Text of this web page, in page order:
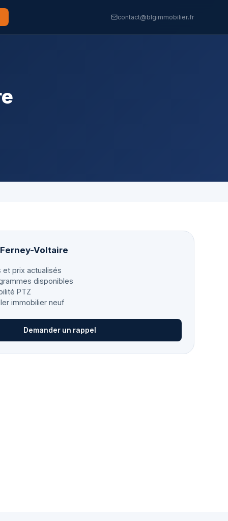
contact@blgimmobilier.fr
Voltaire
et prix actualisés
disponibles
PTZ
immobilier neuf
Demander un rappel